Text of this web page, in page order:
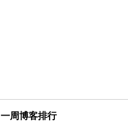
一周博客排行